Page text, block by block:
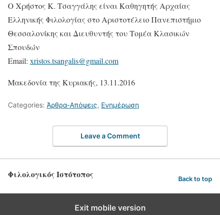
Ο Χρήστος Κ. Τσαγγάλης είναι Καθηγητής Αρχαίας
Ελληνικής Φιλολογίας στο Αριστοτέλειο Πανεπιστήμιο
Θεσσαλονίκης και Διευθυντής του Τομέα Κλασικών
Σπουδών
Email: xristos.tsangalis@gmail.com
Μακεδονία της Κυριακής, 13.11.2016
Categories: Άρθρα-Απόψεις, Ενημέρωση
Leave a Comment
Φιλολογικός Ιστότοπος Back to top
Exit mobile version